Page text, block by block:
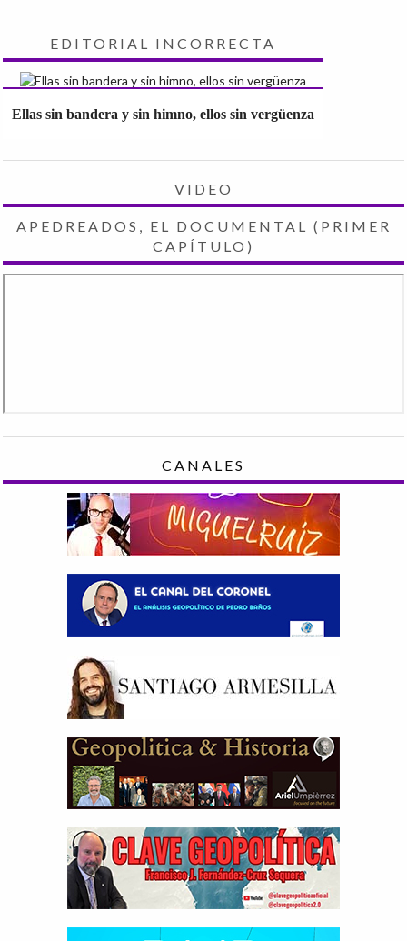
EDITORIAL INCORRECTA
Ellas sin bandera y sin himno, ellos sin vergüenza
VIDEO
APEDREADOS, EL DOCUMENTAL (PRIMER
CAPÍTULO)
CANALES